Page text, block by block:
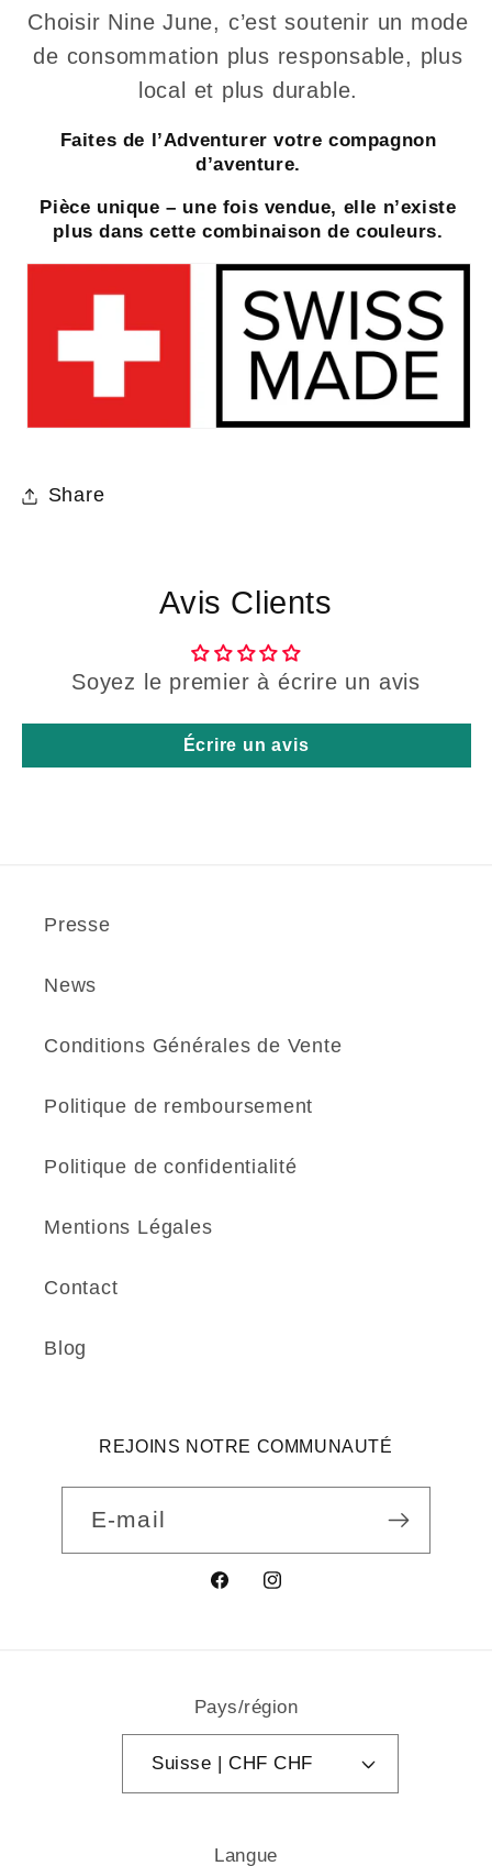
Choisir Nine June, c’est soutenir un mode
de consommation plus responsable, plus
local et plus durable.
Faites de l’Adventurer votre compagnon
d’aventure.
Pièce unique – une fois vendue, elle n’existe
plus dans cette combinaison de couleurs.
Share
Avis Clients
Soyez le premier à écrire un avis
Écrire un avis
Presse
News
Conditions Générales de Vente
Politique de remboursement
Politique de confidentialité
Mentions Légales
Contact
Blog
REJOINS NOTRE COMMUNAUTÉ
E-mail
FacebookInstagram
Pays/région
Suisse | CHF CHF
Langue